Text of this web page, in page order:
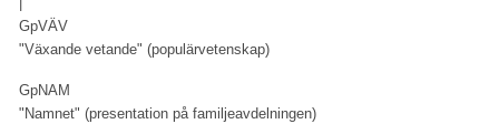
GpVÄV
"Växande vetande" (populärvetenskap)
GpNAM
"Namnet" (presentation på familjeavdelningen)